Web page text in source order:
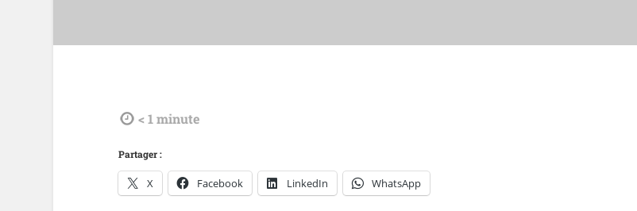
tdl < 1minute
Partager :
X Facebook LinkedIn WhatsApp